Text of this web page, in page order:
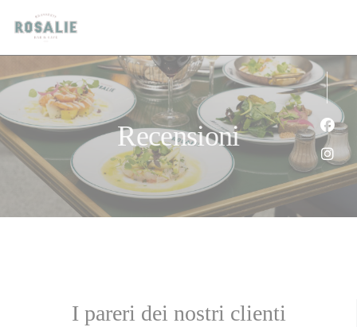
Personalizzazione delle tue scelte sui cookie
Recensioni
I pareri dei nostri clienti